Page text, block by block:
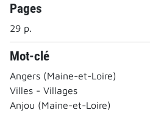
Pages
29 p.
Mot-clé
Angers (Maine-et-Loire)
Villes - Villages
Anjou (Maine-et-Loire)